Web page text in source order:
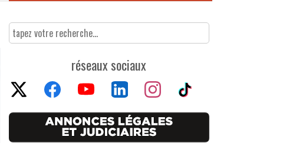
réseaux sociaux